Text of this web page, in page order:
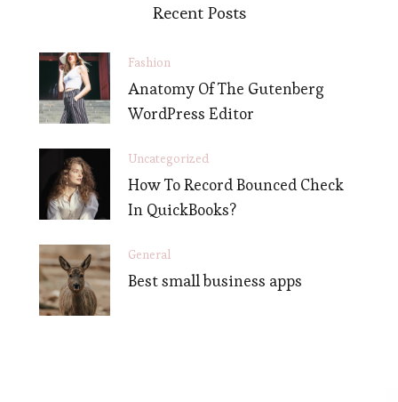
Recent Posts
Fashion
Anatomy Of The Gutenberg
WordPress Editor
Uncategorized
How To Record Bounced Check
In QuickBooks?
General
Best small business apps